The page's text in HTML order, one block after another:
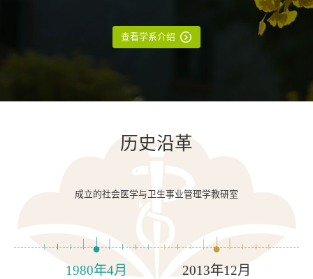
查看学系介绍 
历史沿革
成立的社会医学与卫生事业管理学教研室
1980年4月 2013年12月